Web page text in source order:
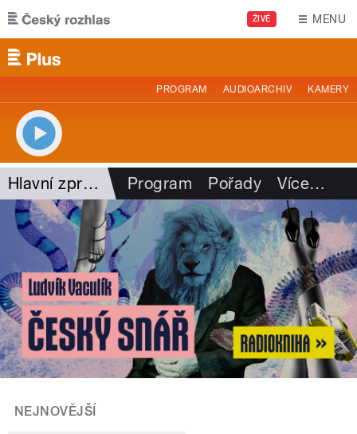
Přejít k hlavnímu obsahu
ŽIVĚ MENU
PROGRAM AUDIOARCHIV KAMERY
Hlavní zprávy - rozhovory Program Pořady Více…
NEJNOVĚJŠÍ